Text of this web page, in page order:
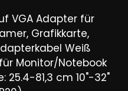
VGA Adapter für
Grafikkarte,
Weiß
Monitor/Notebook
25.4-81,3 cm 10"-32"